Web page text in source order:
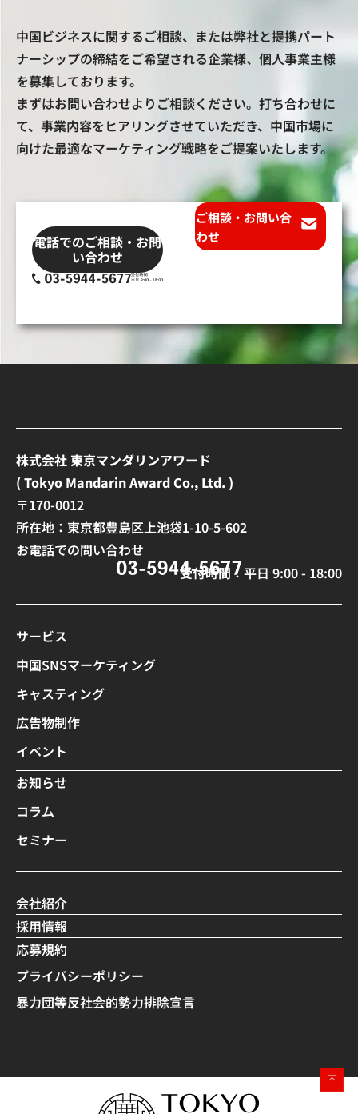
中国ビジネスに関するご相談、または弊社と提携パート
ナーシップの締結をご希望される企業様、個人事業主様
を募集しております。
まずはお問い合わせよりご相談ください。打ち合わせに
て、事業内容をヒアリングさせていただき、中国市場に
向けた最適なマーケティング戦略をご提案いたします。
電話でのご相談・お問
い合わせ
ご相談・お問い合
わせ
株式会社 東京マンダリンアワード
( Tokyo Mandarin Award Co., Ltd. )
〒170-0012
所在地：東京都豊島区上池袋1-10-5-602
お電話での問い合わせ
受付時間：平日 9:00 - 18:00
サービス
中国SNSマーケティング
キャスティング
広告物制作
イベント
お知らせ
コラム
セミナー
会社紹介
採用情報
応募規約
プライバシーポリシー
暴力団等反社会的勢力排除宣言